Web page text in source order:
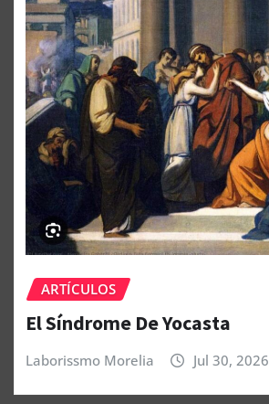
ARTÍCULOS
El Síndrome De Yocasta
Laborissmo Morelia Jul 30, 2026